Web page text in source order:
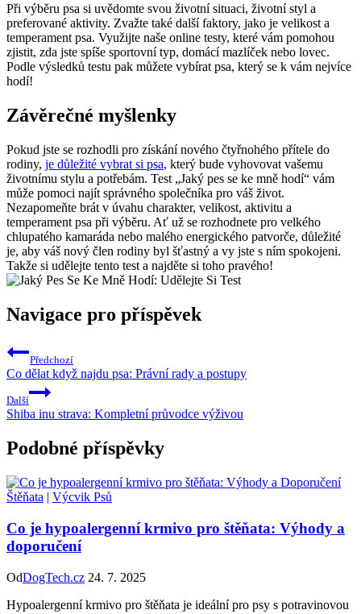
Při výběru psa si uvědomte svou životní situaci, životní styl a
preferované aktivity. Zvažte také další faktory, jako je velikost a
temperament psa. Využijte naše online testy, které vám pomohou
zjistit, zda jste spíše sportovní typ, domácí mazlíček nebo lovec.
Podle výsledků testu pak můžete vybírat psa, který se k vám nejvíce
hodí!
Závěrečné myšlenky
Pokud jste se rozhodli pro získání nového čtyřnohého přítele do
rodiny, je důležité vybrat si psa, který bude vyhovovat vašemu
životnímu stylu a potřebám. Test „Jaký pes se ke mně hodí“ vám
může pomoci najít správného společníka pro váš život.
Nezapomeňte brát v úvahu charakter, velikost, aktivitu a
temperament psa při výběru. Ať už se rozhodnete pro velkého
chlupatého kamaráda nebo malého energického patvorče, důležité
je, aby váš nový člen rodiny byl šťastný a vy jste s ním spokojeni.
Takže si udělejte tento test a najděte si toho pravého!
Navigace pro příspěvek
Předchozí
Co dělat když najdu psa: Právní rady a postupy
Další
Shiba inu strava: Kompletní průvodce výživou
Podobné příspěvky
Štěňata | Výcvik Psů
Co je hypoalergenní krmivo pro štěňata: Výhody a
doporučení
OdDogTech.cz 24. 7. 2025
Hypoalergenní krmivo pro štěňata je ideální pro psy s potravinovou